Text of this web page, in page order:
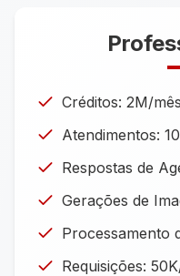
Créditos: 2M/mês
Atendimentos:
Respostas de
Gerações de
Processamento
Requisições: